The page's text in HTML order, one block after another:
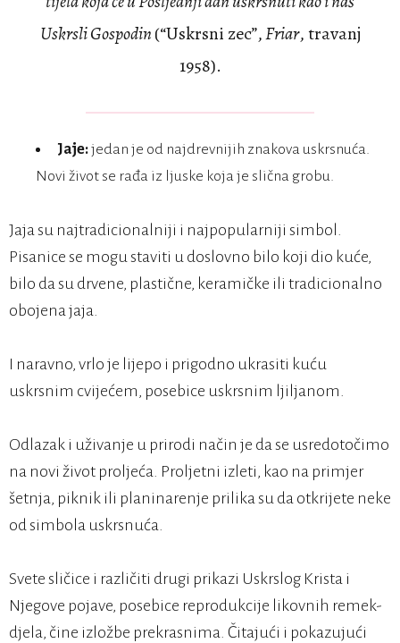
Uskrsli Gospodin(“Uskrsni zec”,Friar, travanj
1958).
Jaje:jedan je od najdrevnijih znakova uskrsnuća.
Novi život se rađa iz ljuske koja je slična grobu.
Jaja su najtradicionalniji i najpopularniji simbol.
Pisanice se mogu staviti u doslovno bilo koji dio kuće,
bilo da su drvene, plastične, keramičke ili tradicionalno
obojena jaja.
I naravno, vrlo je lijepo i prigodno ukrasiti kuću
uskrsnim cvijećem, posebice uskrsnim ljiljanom.
Odlazak i uživanje u prirodi način je da se usredotočimo
na novi život proljeća. Proljetni izleti, kao na primjer
šetnja, piknik ili planinarenje prilika su da otkrijete neke
od simbola uskrsnuća.
Svete sličice i različiti drugi prikazi Uskrslog Krista i
Njegove pojave, posebice reprodukcije likovnih remek-
djela, čine izložbe prekrasnima. Čitajući i pokazujući